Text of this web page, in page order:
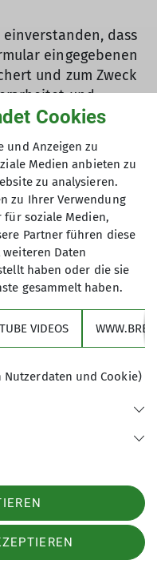
dass
eingegebenen
und zum Zweck
und
dass ich
Absenden
e.V.
Cookies
und Anzeigen zu
Medien anbieten zu
zu analysieren.
zu Ihrer Verwendung
für soziale Medien,
Partner führen diese
Daten
haben oder die sie
gesammelt haben.
VIDEOS
und Cookie)